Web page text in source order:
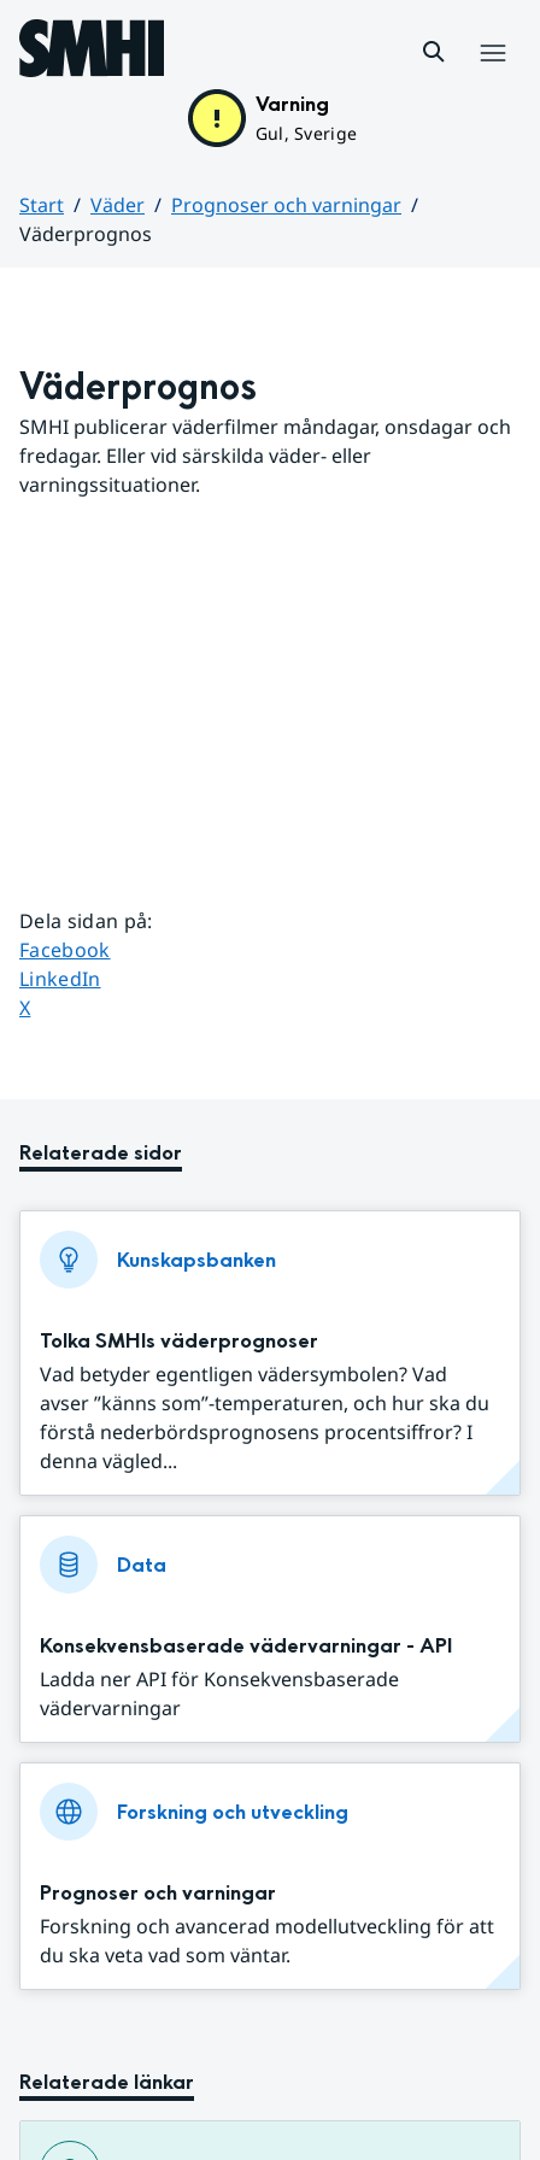
Hoppa till sidans innehåll
Varning
Gul, Sverige
Start Väder
Prognoser och varningar
Väderprognos
Väderprognos
SMHI publicerar väderfilmer måndagar, onsdagar och
fredagar. Eller vid särskilda väder- eller
varningssituationer.
Dela sidan på:
Dela sidan på
Facebook
Dela sidan på
LinkedIn
Dela sidan på
X
Relaterade sidor
Kunskapsbanken
Tolka SMHIs väderprognoser
Vad betyder egentligen vädersymbolen? Vad
avser ”känns som”-temperaturen, och hur ska du
förstå nederbördsprognosens procentsiffror? I
denna vägled...
Data
Konsekvensbaserade vädervarningar - API
Ladda ner API för Konsekvensbaserade
vädervarningar
Forskning och utveckling
Prognoser och varningar
Forskning och avancerad modellutveckling för att
du ska veta vad som väntar.
Relaterade länkar